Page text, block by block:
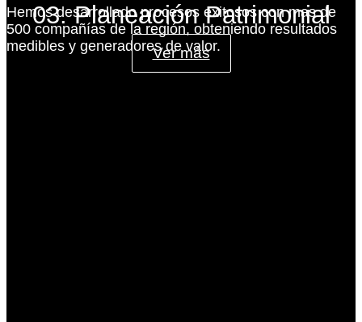
03. Planeación Patrimonial
Ver más
Hemos desarrollado procesos exitosos con mas de
500 compañías de la región, obteniendo resultados
medibles y generadores de valor.